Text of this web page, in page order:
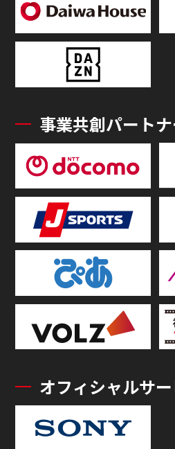
事業共創パート
オフィシャルサ